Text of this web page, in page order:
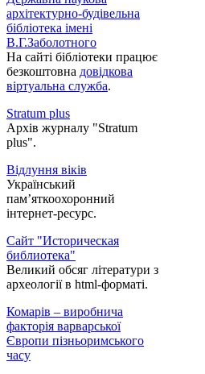
архітектурно-будівельна
бібліотека імені
В.Г.Заболотного
На сайті бібліотеки працює
безкоштовна довідкова
віртуальна служба.
Stratum plus
Архів журналу "Stratum
plus".
Відлуння віків
Український
пам’яткоохоронний
інтернет-ресурс.
Сайт "Историческая
библиотека"
Великий обсяг літератури з
археології в html-форматі.
Комарів – виробнича
факторія варварської
Європи пізньоримського
часу